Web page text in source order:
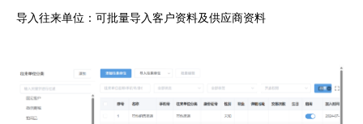
导入往来单位：可批量导入客户资料及供应商资料